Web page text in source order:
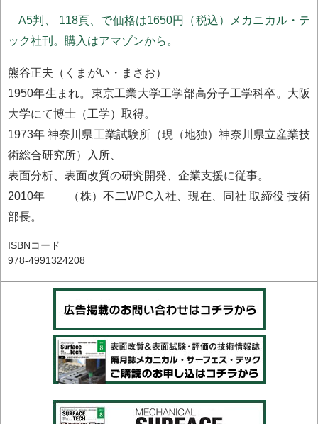
A5判、 118頁、で価格は1650円（税込）メカニカル・テ
ック社刊。購入はアマゾンから。
熊谷正夫（くまがい・まさお）
1950年生まれ。東京工業大学工学部高分子工学科卒。大阪
大学にて博士（工学）取得。
1973年 神奈川県工業試験所（現（地独）神奈川県立産業技
術総合研究所）入所、
表面分析、表面改質の研究開発、企業支援に従事。
2010年 （株）不二WPC入社、現在、同社 取締役 技術
部長。
ISBNコード
978-4991324208